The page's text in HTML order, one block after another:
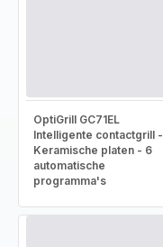
OptiGrill GC71EL
Intelligente contactgrill -
Keramische platen - 6
automatische
programma's